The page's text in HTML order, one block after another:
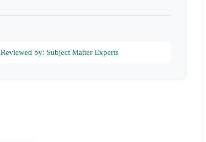
Reviewed by: Subject Matter Experts